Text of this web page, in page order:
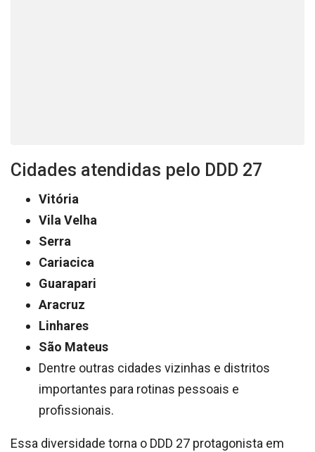
Cidades atendidas pelo DDD 27
Vitória
Vila Velha
Serra
Cariacica
Guarapari
Aracruz
Linhares
São Mateus
Dentre outras cidades vizinhas e distritos
importantes para rotinas pessoais e
profissionais.
Essa diversidade torna o DDD 27 protagonista em